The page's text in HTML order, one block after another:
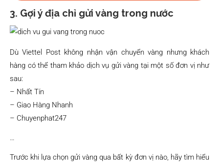
3. Gợi ý địa chỉ gửi vàng trong nước
Dù Viettel Post không nhận vận chuyển vàng nhưng khách
hàng có thể tham khảo dịch vụ gửi vàng tại một số đơn vị như
sau:
– Nhất Tín
– Giao Hàng Nhanh
– Chuyenphat247
…
Trước khi lựa chọn gửi vàng qua bất kỳ đơn vị nào, hãy tìm hiểu